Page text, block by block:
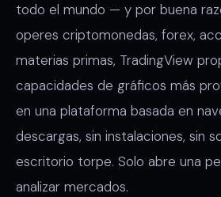
todo el mundo — y por buena
operes criptomonedas, forex,
materias primas, TradingView
capacidades de gráficos más
en una plataforma basada en
descargas, sin instalaciones, sin
escritorio torpe. Solo abre una
analizar mercados.